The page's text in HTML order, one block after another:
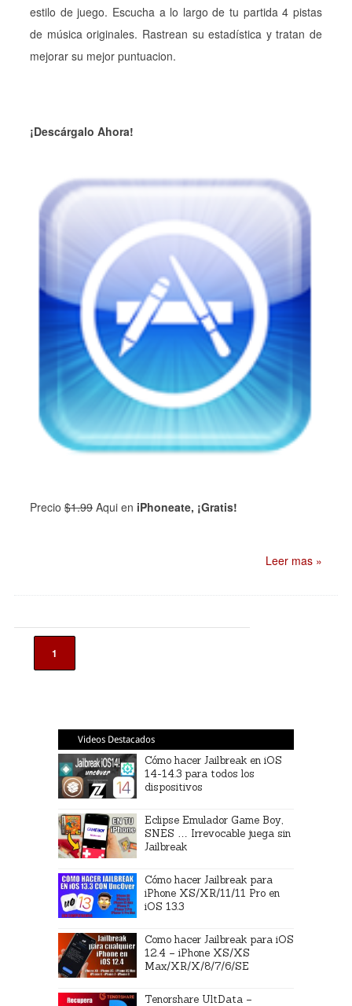
estilo de juego. Escucha a lo largo de tu partida 4 pistas
de música originales. Rastrean su estadística y tratan de
mejorar su mejor puntuacion.
¡Descárgalo Ahora!
Precio $1.99 Aqui en iPhoneate, ¡Gratis!
Leer mas »
1
Videos Destacados
Cómo hacer Jailbreak en iOS
14-14.3 para todos los
dispositivos
Eclipse Emulador Game Boy,
SNES … Irrevocable juega sin
Jailbreak
Cómo hacer Jailbreak para
iPhone XS/XR/11/11 Pro en
iOS 13.3
Como hacer Jailbreak para iOS
12.4 – iPhone XS/XS
Max/XR/X/8/7/6/SE
Tenorshare UltData –